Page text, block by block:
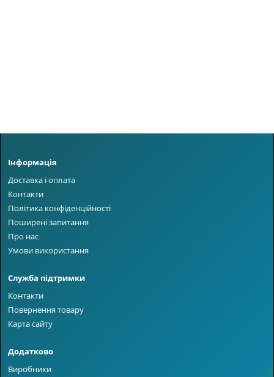
Інформація
Доставка і оплата
Контакти
Політика конфіденційності
Поширені запитання
Про нас
Умови використання
Служба підтримки
Контакти
Повернення товару
Карта сайту
Додатково
Виробники